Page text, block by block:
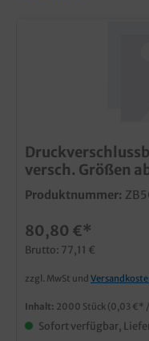
versch. Größen
Produktnummer:
80,80 €*
Brutto: 77,11 €
zzgl. MwSt und
Inhalt: 2000 Stück (0,03 €* /
Sofort verfügbar,